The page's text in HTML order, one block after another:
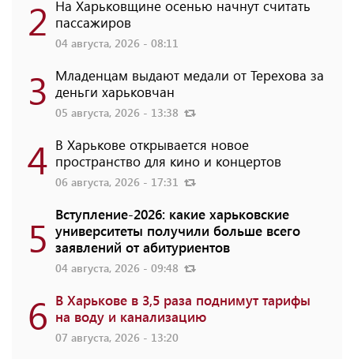
2 На Харьковщине осенью начнут считать
пассажиров
04 августа, 2026 - 08:11
3 Младенцам выдают медали от Терехова за
деньги харьковчан
05 августа, 2026 - 13:38
4 В Харькове открывается новое
пространство для кино и концертов
06 августа, 2026 - 17:31
5 Вступление-2026: какие харьковские
университеты получили больше всего
заявлений от абитуриентов
04 августа, 2026 - 09:48
6 В Харькове в 3,5 раза поднимут тарифы
на воду и канализацию
07 августа, 2026 - 13:20